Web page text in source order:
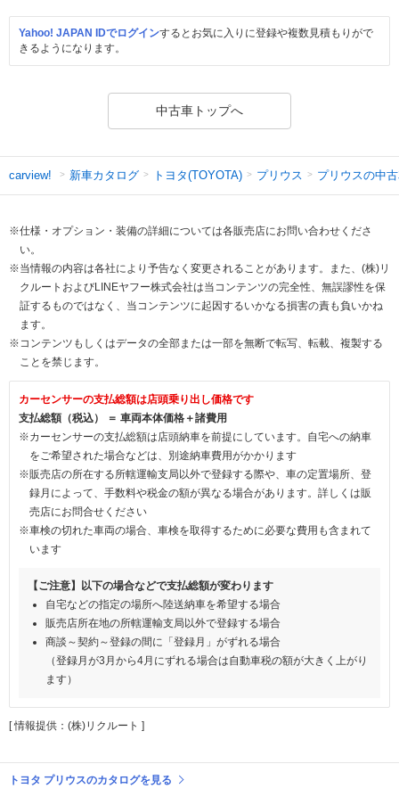
Yahoo! JAPAN IDでログインするとお気に入りに登録や複数見積もりがで
きるようになります。
中古車トップへ
carview! 新車カタログ トヨタ(TOYOTA) プリウス プリウスの中
※仕様・オプション・装備の詳細については各販売店にお問い合わせくださ
い。
※当情報の内容は各社により予告なく変更されることがあります。また、(株)リ
クルートおよびLINEヤフー株式会社は当コンテンツの完全性、無誤謬性を保
証するものではなく、当コンテンツに起因するいかなる損害の責も負いかね
ます。
※コンテンツもしくはデータの全部または一部を無断で転写、転載、複製する
ことを禁じます。
カーセンサーの支払総額は店頭乗り出し価格です
支払総額（税込） ＝ 車両本体価格＋諸費用
※カーセンサーの支払総額は店頭納車を前提にしています。自宅への納車
をご希望された場合などは、別途納車費用がかかります
※販売店の所在する所轄運輸支局以外で登録する際や、車の定置場所、登
録月によって、手数料や税金の額が異なる場合があります。詳しくは販
売店にお問合せください
※車検の切れた車両の場合、車検を取得するために必要な費用も含まれて
います
【ご注意】以下の場合などで支払総額が変わります
自宅などの指定の場所へ陸送納車を希望する場合
販売店所在地の所轄運輸支局以外で登録する場合
商談～契約～登録の間に「登録月」がずれる場合
（登録月が3月から4月にずれる場合は自動車税の額が大きく上がり
ます）
[ 情報提供：(株)リクルート ]
トヨタ プリウスのカタログを見る